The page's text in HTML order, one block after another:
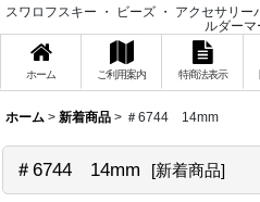
スワロフスキー ・ ビーズ ・ アクセサリ
ルダーマ
ホーム ご利用案内 特商法表示
ホーム > 新着商品 > ＃6744 14mm
＃6744 14mm [新着商品]